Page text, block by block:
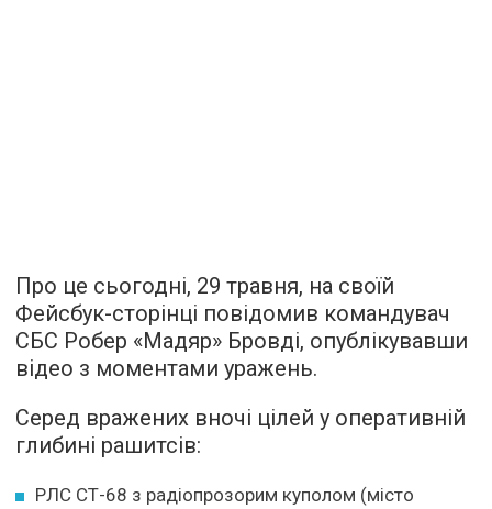
Про це сьогодні, 29 травня, на своїй
Фейсбук-сторінці повідомив командувач
СБС Робер «Мадяр» Бровді, опублікувавши
відео з моментами уражень.
Серед вражених вночі цілей у оперативній
глибині рашитсів:
РЛС СТ-68 з радіопрозорим куполом (місто